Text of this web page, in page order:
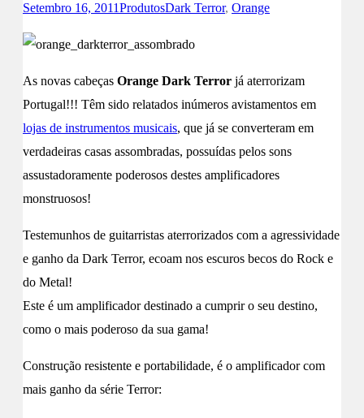
Contactos
Setembro 16, 2011ProdutosDark Terror, Orange
As novas cabeças Orange Dark Terror já aterrorizam
Portugal!!! Têm sido relatados inúmeros avistamentos em
lojas de instrumentos musicais, que já se converteram em
verdadeiras casas assombradas, possuídas pelos sons
assustadoramente poderosos destes amplificadores
monstruosos!
Testemunhos de guitarristas aterrorizados com a agressividade
e ganho da Dark Terror, ecoam nos escuros becos do Rock e
do Metal!
Este é um amplificador destinado a cumprir o seu destino,
como o mais poderoso da sua gama!
Construção resistente e portabilidade, é o amplificador com
mais ganho da série Terror: